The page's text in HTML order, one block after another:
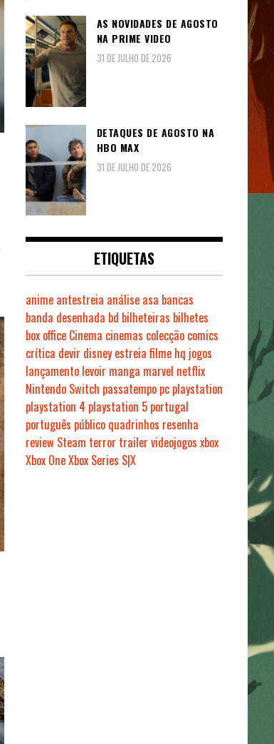
AS NOVIDADES DE AGOSTO
NA PRIME VIDEO
31 DE JULHO DE 2026
DETAQUES DE AGOSTO NA
HBO MAX
31 DE JULHO DE 2026
ETIQUETAS
anime antestreia análise asa bancas
banda desenhada bd bilheteiras bilhetes
box office Cinema cinemas colecção comics
crítica devir disney estreiafilme hq jogos
lançamento levoir manga marvel netflix
Nintendo Switch passatempo pc playstation
playstation 4 playstation 5 portugal
português público quadrinhos resenha
review Steam terror trailer videojogos xbox
Xbox OneXbox Series S|X